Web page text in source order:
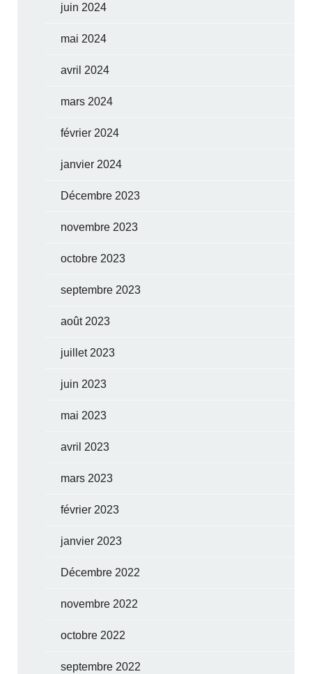
juin 2024
mai 2024
avril 2024
mars 2024
février 2024
janvier 2024
Décembre 2023
novembre 2023
octobre 2023
septembre 2023
août 2023
juillet 2023
juin 2023
mai 2023
avril 2023
mars 2023
février 2023
janvier 2023
Décembre 2022
novembre 2022
octobre 2022
septembre 2022